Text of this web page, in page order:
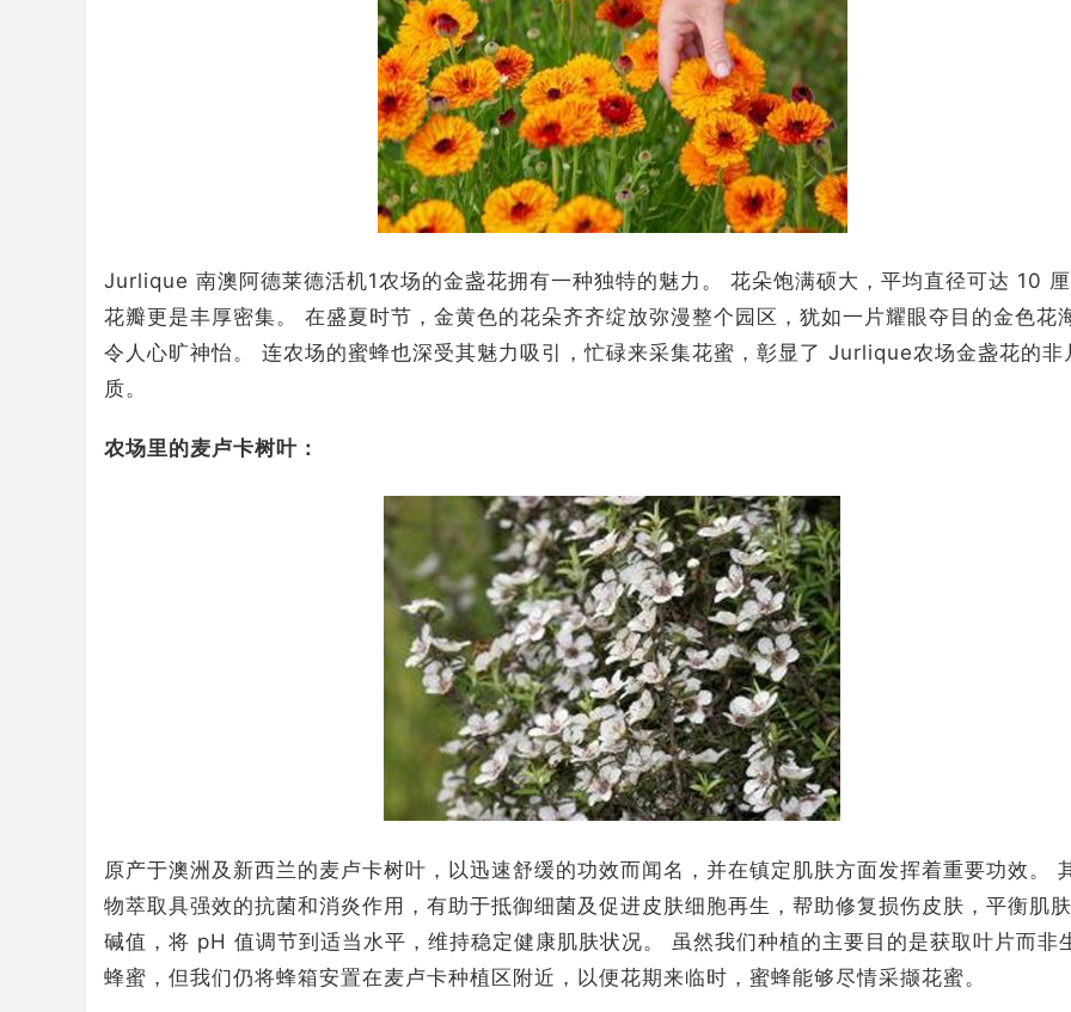
Jurlique 南澳阿德莱德活机1农场的金盏花拥有一种独特的魅力。 花朵饱满硕大，平均直径可达 10 厘
花瓣更是丰厚密集。 在盛夏时节，金黄色的花朵齐齐绽放弥漫整个园区，犹如一片耀眼夺目的金色花
令人心旷神怡。 连农场的蜜蜂也深受其魅力吸引，忙碌来采集花蜜，彰显了 Jurlique农场金盏花的非
质。
农场里的麦卢卡树叶：
原产于澳洲及新西兰的麦卢卡树叶，以迅速舒缓的功效而闻名，并在镇定肌肤方面发挥着重要功效。
物萃取具强效的抗菌和消炎作用，有助于抵御细菌及促进皮肤细胞再生，帮助修复损伤皮肤，平衡肌
碱值，将 pH 值调节到适当水平，维持稳定健康肌肤状况。 虽然我们种植的主要目的是获取叶片而非
蜂蜜，但我们仍将蜂箱安置在麦卢卡种植区附近，以便花期来临时，蜜蜂能够尽情采撷花蜜。